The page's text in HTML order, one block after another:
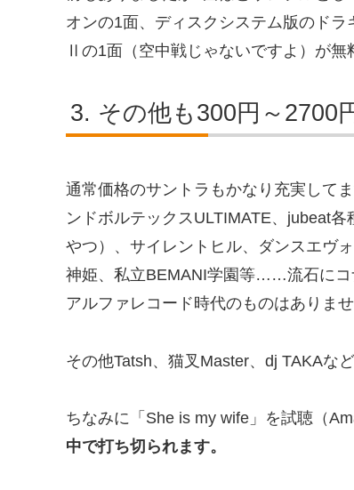
オンの1面、ディスクシステム版のド
Ⅱの1面（空中戦じゃないですよ）が無
その他も300円～2700
通常価格のサントラもかなり充実して
ンドボルテックスULTIMATE、jubeat
やつ）、サイレントヒル、ダンスエヴ
神姫、私立BEMANI学園等……流石にコ
アルファレコード時代のものはありま
その他Tatsh、猫叉Master、dj TAKAな
ちなみに「She is my wife」を試聴（
中で打ち切られます。